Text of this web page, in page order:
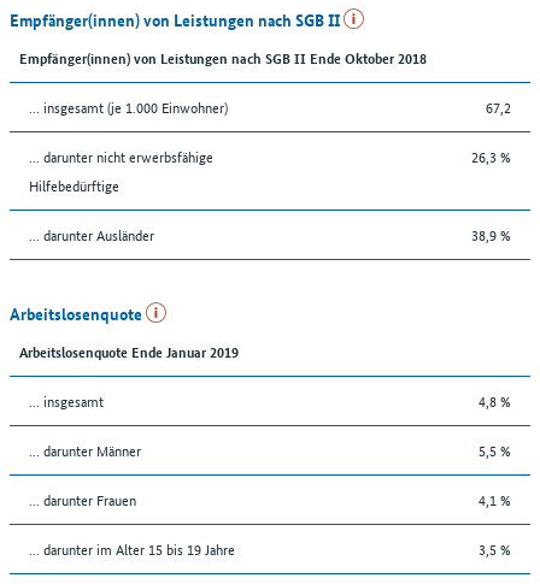
Empfänger(innen) von Leistungen nach SGB II
Empfänger(innen) von Leistungen nach SGB II Ende Oktober 2018
... insgesamt (je 1.000 Einwohner) 67,2
... darunter nicht erwerbsfähige
Hilfebedürftige
26,3 %
... darunter Ausländer 38,9 %
Arbeitslosenquote
Arbeitslosenquote Ende Januar 2019
... insgesamt 4,8 %
... darunter Männer 5,5 %
... darunter Frauen 4,1 %
... darunter im Alter 15 bis 19 Jahre 3,5 %